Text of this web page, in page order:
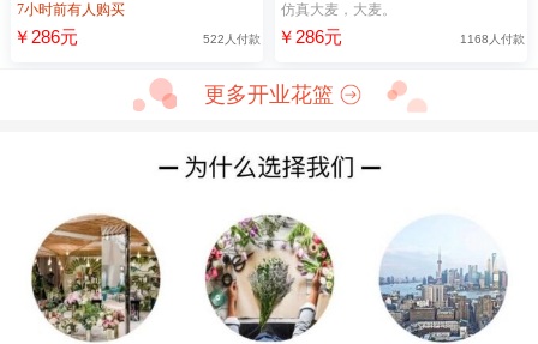
7小时前有人购买
￥286元 522人付款
仿真大麦，大麦。
￥286元 1168人付款
更多开业花篮